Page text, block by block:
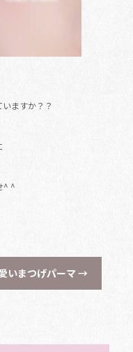
ますか？？
^ ^
いまつげパーマ→